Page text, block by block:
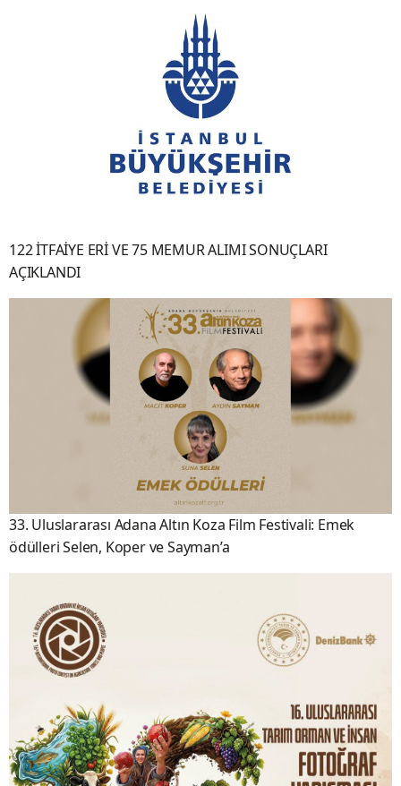
122 İTFAİYE ERİ VE 75 MEMUR ALIMI SONUÇLARI
AÇIKLANDI
33. Uluslararası Adana Altın Koza Film Festivali: Emek
ödülleri Selen, Koper ve Sayman’a